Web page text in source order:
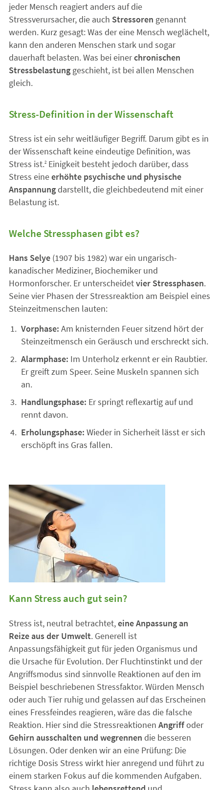
jeder Mensch reagiert anders auf die
Stressverursacher, die auch Stressoren genannt
werden. Kurz gesagt: Was der eine Mensch weglächelt,
kann den anderen Menschen stark und sogar
dauerhaft belasten. Was bei einerchronischen
Stressbelastung geschieht, ist bei allen Menschen
gleich.
Stress-Definition in der Wissenschaft
Stress ist ein sehr weitläufiger Begriff. Darum gibt es in
der Wissenschaft keine eindeutige Definition, was
Stress ist.2Einigkeit besteht jedoch darüber, dass
Stress eineerhöhte psychische und physische
Anspannungdarstellt, die gleichbedeutend mit einer
Belastung ist.
Welche Stressphasen gibt es?
Hans Selye(1907 bis 1982) war ein ungarisch-
kanadischer Mediziner, Biochemiker und
Hormonforscher. Er unterscheidetvier Stressphasen.
Seine vier Phasen der Stressreaktion am Beispiel eines
Steinzeitmenschen lauten:
Vorphase: Am knisternden Feuer sitzend hört der
Steinzeitmensch ein Geräusch und erschreckt sich.
Alarmphase: Im Unterholz erkennt er ein Raubtier.
Er greift zum Speer. Seine Muskeln spannen sich
an.
Handlungsphase: Er springt reflexartig auf und
rennt davon.
Erholungsphase: Wieder in Sicherheit lässt er sich
erschöpft ins Gras fallen.
Kann Stress auch gut sein?
Stress ist, neutral betrachtet,eine Anpassung an
Reize aus der Umwelt. Generell ist
Anpassungsfähigkeit gut für jeden Organismus und
die Ursache für Evolution. Der Fluchtinstinkt und der
Angriffsmodus sind sinnvolle Reaktionen auf den im
Beispiel beschriebenen Stressfaktor. Würden Mensch
oder auch Tier ruhig und gelassen auf das Erscheinen
eines Fressfeindes reagieren, wäre das die falsche
Reaktion. Hier sind die Stressreaktionen Angriffoder
Gehirn ausschalten und wegrennen die besseren
Lösungen. Oder denken wir an eine Prüfung: Die
richtige Dosis Stress wirkt hier anregend und führt zu
einem starken Fokus auf die kommenden Aufgaben.